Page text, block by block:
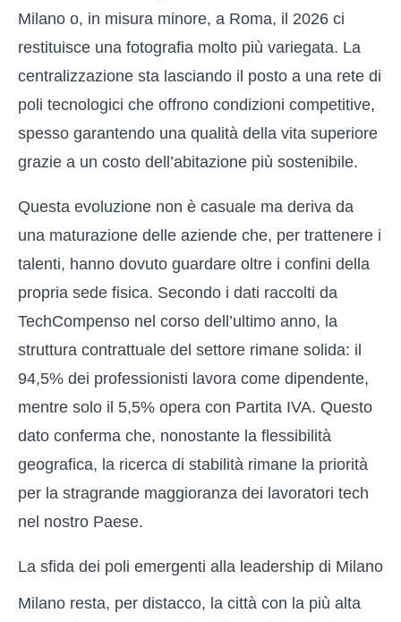
Milano o, in misura minore, a Roma, il 2026 ci
restituisce una fotografia molto più variegata. La
centralizzazione sta lasciando il posto a una rete di
poli tecnologici che offrono condizioni competitive,
spesso garantendo una qualità della vita superiore
grazie a un costo dell’abitazione più sostenibile.
Questa evoluzione non è casuale ma deriva da
una maturazione delle aziende che, per trattenere i
talenti, hanno dovuto guardare oltre i confini della
propria sede fisica. Secondo i dati raccolti da
TechCompenso nel corso dell’ultimo anno, la
struttura contrattuale del settore rimane solida: il
94,5% dei professionisti lavora come dipendente,
mentre solo il 5,5% opera con Partita IVA. Questo
dato conferma che, nonostante la flessibilità
geografica, la ricerca di stabilità rimane la priorità
per la stragrande maggioranza dei lavoratori tech
nel nostro Paese.
La sfida dei poli emergenti alla leadership di Milano
Milano resta, per distacco, la città con la più alta